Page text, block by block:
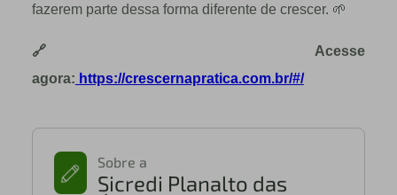
fazerem parte dessa forma diferente de crescer. 🌱
🔗
Acesse
agora: https://crescernapratica.com.br/#/
Sobre a
Sicredi Planalto das